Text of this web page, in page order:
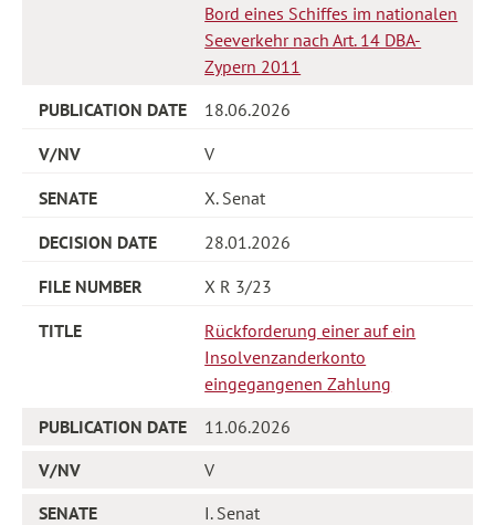
Bord eines Schiffes im nationalen
Seeverkehr nach Art. 14 DBA-
Zypern 2011
18.06.2026
V
X. Senat
28.01.2026
X R 3/23
Rückforderung einer auf ein
Insolvenzanderkonto
eingegangenen Zahlung
11.06.2026
V
I. Senat